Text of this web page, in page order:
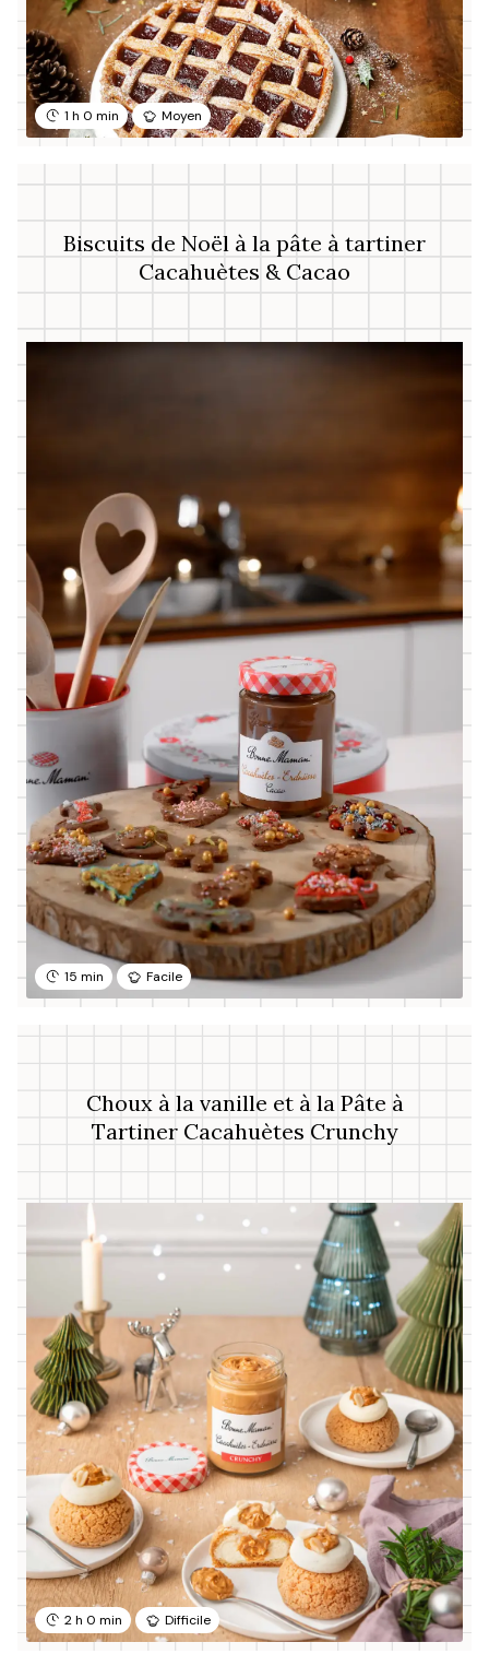
1 h 0 min Moyen
Biscuits de Noël à la pâte à tartiner
Cacahuètes & Cacao
15 min Facile
Choux à la vanille et à la Pâte à
Tartiner Cacahuètes Crunchy
2 h 0 min Difficile